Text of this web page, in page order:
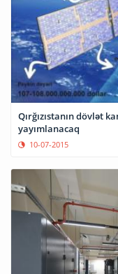
Qırğızıstanın dövlət
yayımlanacaq
10-07-2015